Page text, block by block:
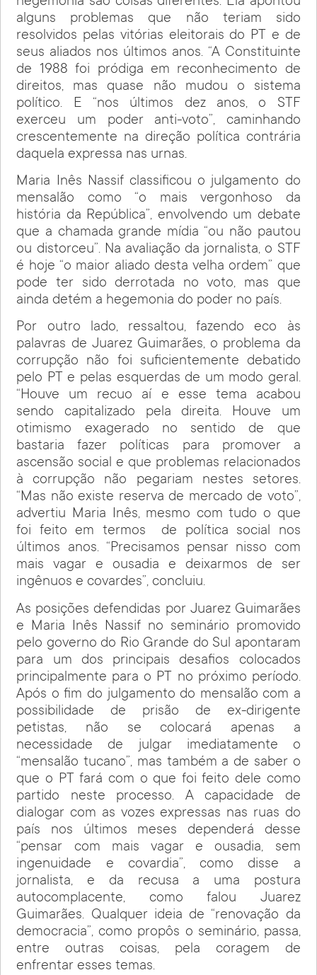
alguns problemas que não teriam sido
resolvidos pelas vitórias eleitorais do PT e de
seus aliados nos últimos anos. “A Constituinte
de 1988 foi pródiga em reconhecimento de
direitos, mas quase não mudou o sistema
político. E “nos últimos dez anos, o STF
exerceu um poder anti-voto”, caminhando
crescentemente na direção política contrária
daquela expressa nas urnas.
Maria Inês Nassif classificou o julgamento do
mensalão como “o mais vergonhoso da
história da República”, envolvendo um debate
que a chamada grande mídia “ou não pautou
ou distorceu”. Na avaliação da jornalista, o STF
é hoje “o maior aliado desta velha ordem” que
pode ter sido derrotada no voto, mas que
ainda detém a hegemonia do poder no país.
Por outro lado, ressaltou, fazendo eco às
palavras de Juarez Guimarães, o problema da
corrupção não foi suficientemente debatido
pelo PT e pelas esquerdas de um modo geral.
“Houve um recuo aí e esse tema acabou
sendo capitalizado pela direita. Houve um
otimismo exagerado no sentido de que
bastaria fazer políticas para promover a
ascensão social e que problemas relacionados
à corrupção não pegariam nestes setores.
“Mas não existe reserva de mercado de voto”,
advertiu Maria Inês, mesmo com tudo o que
foi feito em termos de política social nos
últimos anos. “Precisamos pensar nisso com
mais vagar e ousadia e deixarmos de ser
ingênuos e covardes”, concluiu.
As posições defendidas por Juarez Guimarães
e Maria Inês Nassif no seminário promovido
pelo governo do Rio Grande do Sul apontaram
para um dos principais desafios colocados
principalmente para o PT no próximo período.
Após o fim do julgamento do mensalão com a
possibilidade de prisão de ex-dirigente
petistas, não se colocará apenas a
necessidade de julgar imediatamente o
“mensalão tucano”, mas também a de saber o
que o PT fará com o que foi feito dele como
partido neste processo. A capacidade de
dialogar com as vozes expressas nas ruas do
país nos últimos meses dependerá desse
“pensar com mais vagar e ousadia, sem
ingenuidade e covardia”, como disse a
jornalista, e da recusa a uma postura
autocomplacente, como falou Juarez
Guimarães. Qualquer ideia de “renovação da
democracia”, como propôs o seminário, passa,
entre outras coisas, pela coragem de
enfrentar esses temas.